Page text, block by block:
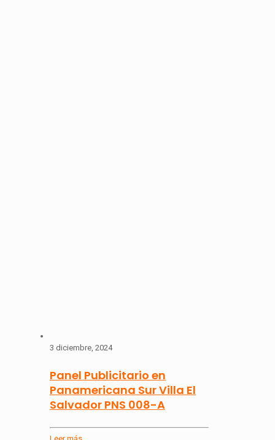
3 diciembre, 2024
Panel Publicitario en
Panamericana Sur Villa El
Salvador PNS 008-A